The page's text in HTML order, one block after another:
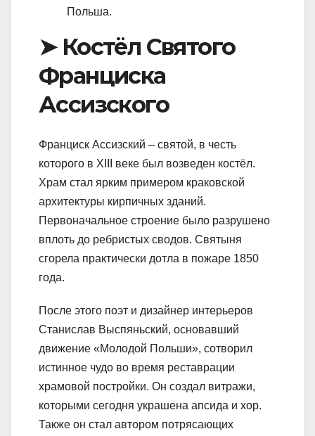
Польша.
➤ Костёл Святого
Франциска
Ассизского
Франциск Ассизский – святой, в честь
которого в XIII веке был возведен костёл.
Храм стал ярким примером краковской
архитектуры кирпичных зданий.
Первоначальное строение было разрушено
вплоть до ребристых сводов. Святыня
сгорела практически дотла в пожаре 1850
года.
После этого поэт и дизайнер интерьеров
Станислав Выспяньский, основавший
движение «Молодой Польши», сотворил
истинное чудо во время реставрации
храмовой постройки. Он создал витражи,
которыми сегодня украшена апсида и хор.
Также он стал автором потрясающих